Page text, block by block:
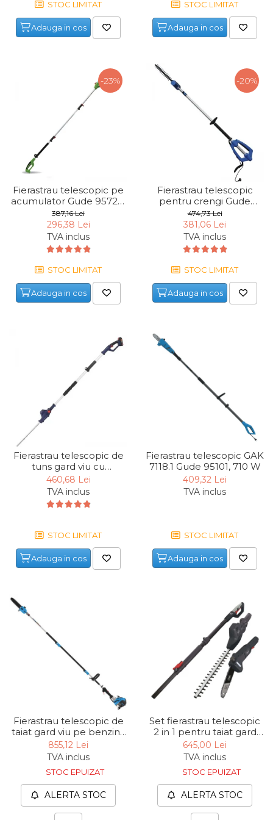
Maturi, Mopuri, Galeti &
Accesorii
Baterii & Acumulatori
Baterii AAA
Baterii AA
Corpuri de Iluminat
Lanterne
Proiectoare
Tester de Tensiune
Manometru
Antifurt Bicicleta
Densimetru
Accesorii Auto
Tester Baterie Auto
Presa Arc
Cheie Roti
Capre & Suporti Auto
Set / trusa chei tubulare
Chei Tubulare
Multimetru Digital
Bara Tractare Auto
Presa Hidraulica Tinichigerie
& Suruburi
Extractor Rulmenti
Cabluri
STOC LIMITAT
Adauga in cos
STOC LIMITAT
Adauga in cos
-23%
Fierastrau telescopic pe
acumulator Gude 95728,
36 V, 255 mm
387,16 Lei
296,38 Lei
TVA inclus
STOC LIMITAT
Adauga in cos
-20%
Fierastrau telescopic
pentru crengi Gude
95165, 800 W
474,73 Lei
381,06 Lei
TVA inclus
STOC LIMITAT
Adauga in cos
Fierastrau telescopic de
tuns gard viu cu
acumulator HST 18-151-
05 Gude 58592, 18 V, 2 Ah
460,68 Lei
TVA inclus
STOC LIMITAT
Adauga in cos
Fierastrau telescopic GAK
7118.1 Gude 95101, 710 W
409,32 Lei
TVA inclus
STOC LIMITAT
Adauga in cos
Fierastrau telescopic de
taiat gard viu pe benzina
GAK 1001 B Gude 94418,
1.2 Cp, 30 cm³
855,12 Lei
TVA inclus
STOC EPUIZAT
ALERTA STOC
Set fierastrau telescopic
2 in 1 pentru taiat gard
viu, crengi TPX710
Scheppach 5910507904,
rpm
645,00 Lei
TVA inclus
STOC EPUIZAT
ALERTA STOC